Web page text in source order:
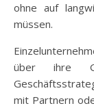
ohne auf
müssen.
über ihre
mit Partnern